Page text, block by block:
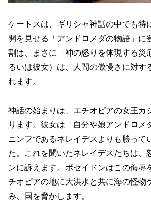
ケートスは、ギリシャ神話の中でも特
開を見せる「アンドロメダの物語」に
割は、まさに「神の怒りを体現する災
るいは彼女）は、人間の傲慢さに対す
れます。
神話の始まりは、エチオピアの女王カ
ります。彼女は「自分や娘アンドロメ
ニンフであるネレイデスよりも勝って
た。これを聞いたネレイデスたちは、
ンに訴えます。ポセイドンはこの侮辱
チオピアの地に大洪水と共に海の怪物
み、国を脅かします。